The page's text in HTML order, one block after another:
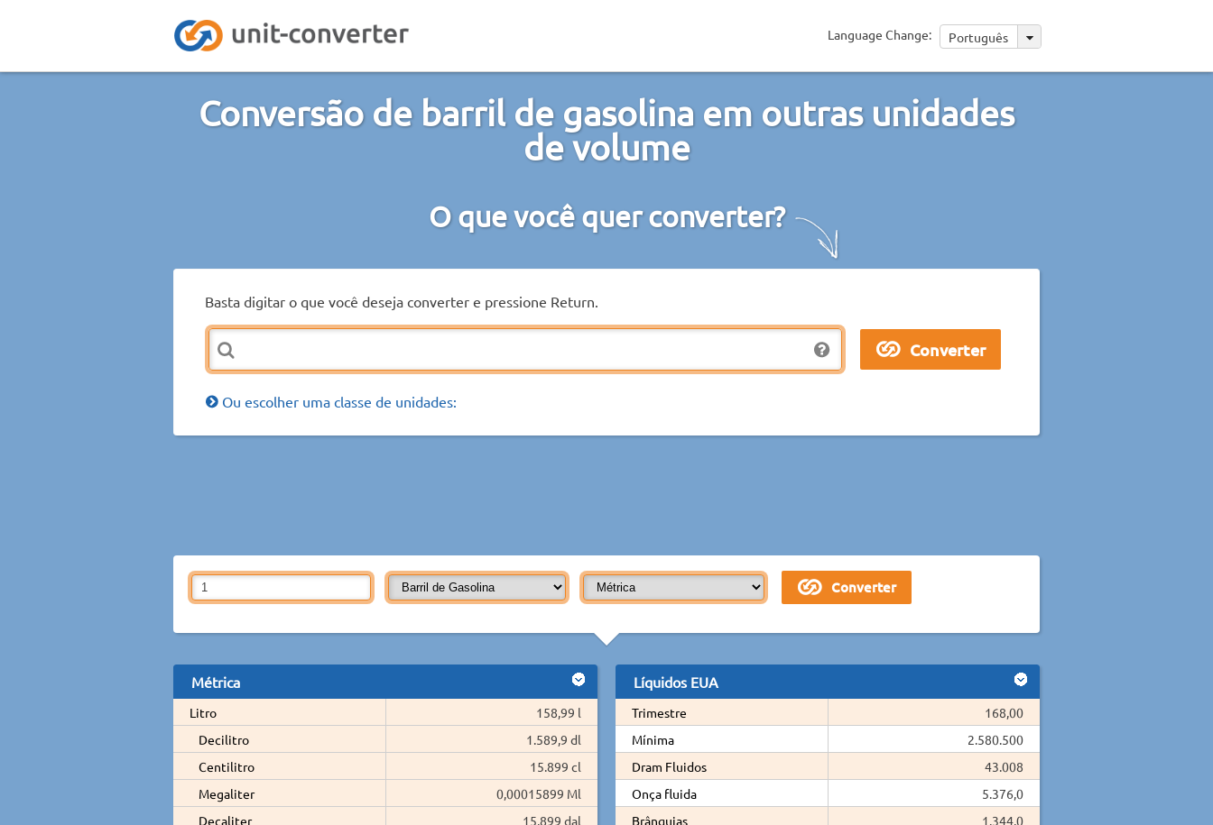
Language Change: Português
Conversão de barril de gasolina em outras unidades
de volume
O que você quer converter?
Basta digitar o que você deseja converter e pressione Return.
Ou escolher uma classe de unidades:
Métrica
Litro
158,99 l
Decilitro
1.589,9 dl
Centilitro
15.899 cl
Megaliter
0,00015899 Ml
Decaliter
15,899 dal
Líquidos EUA
Trimestre
168,00
Mínima
2.580.500
Dram Fluidos
43.008
Onça fluida
5.376,0
Brânquias
1.344,0